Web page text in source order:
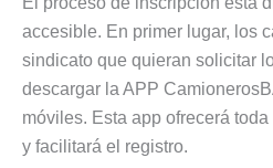
accesible. En primer lugar, los
sindicato que quieran solicitar
descargar la APP
móviles. Esta app ofrecerá
y facilitará el registro.